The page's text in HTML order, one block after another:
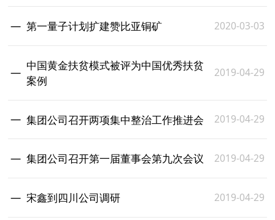
第一量子计划扩建赞比亚铜矿 2020-03-03
中国黄金扶贫模式被评为中国优秀扶贫
案例
2019-04-29
集团公司召开两项集中整治工作推进会 2019-04-29
集团公司召开第一届董事会第九次会议 2019-04-29
宋鑫到四川公司调研 2019-04-29